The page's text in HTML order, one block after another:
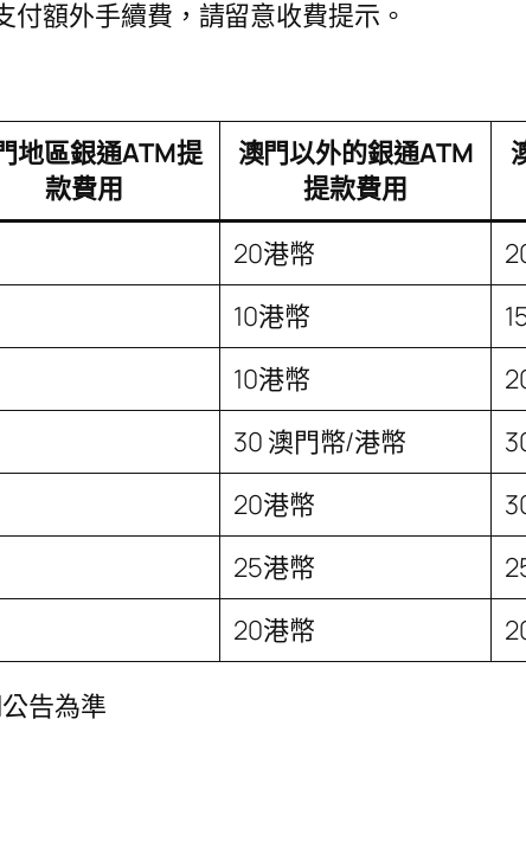
付額外手續費，請留意收費提示。
地區銀通ATM提
款費用
澳門以外的銀通ATM
提款費用
20港幣
10港幣
10港幣
30 澳門幣/港幣
20港幣
25港幣
20港幣
告為準